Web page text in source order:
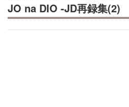
JO na DIO -JD再録集(2)